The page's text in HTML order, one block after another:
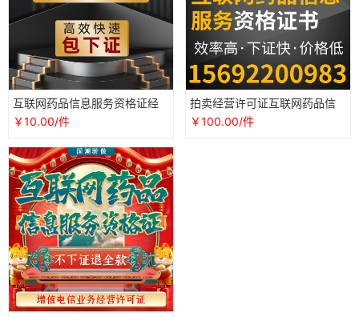
互联网药品信息服务资格证经
营性非经营增值电信许可证icp
￥10.00/件
拍卖经营许可证互联网药品信
息服务资格证书流程说明
￥100.00/件